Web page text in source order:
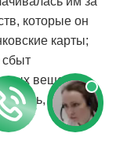
которые он
карты;
сбыт
веществ
день, он